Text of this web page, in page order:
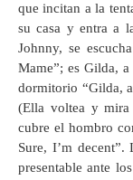
que incitan a la
su casa y entra a
Johnny, se
Mame”; es Gilda,
dormitorio “Gilda,
(Ella voltea y mira
cubre el hombro
Sure, I’m decent”.
presentable ante